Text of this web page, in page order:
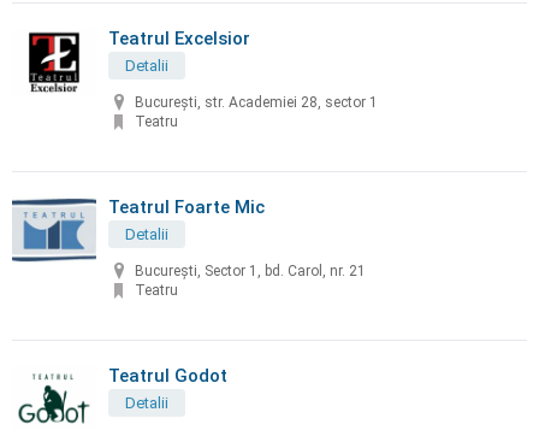
Teatrul Excelsior
Detalii
Bucureşti, str. Academiei 28, sector 1
Teatru
Teatrul Foarte Mic
Detalii
Bucureşti, Sector 1, bd. Carol, nr. 21
Teatru
Teatrul Godot
Detalii